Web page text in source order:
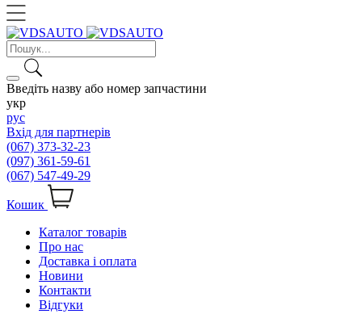
Введіть назву або номер запчастини
укр
рус
Вхід для партнерів
(067) 373-32-23
(097) 361-59-61
(067) 547-49-29
Кошик
Каталог товарів
Про нас
Доставка і оплата
Новини
Контакти
Відгуки